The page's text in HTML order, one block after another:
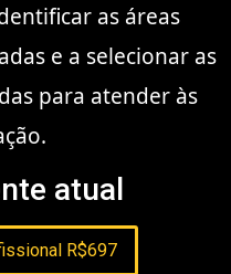
as áreas
e a selecionar as
para atender às
atual
R$697